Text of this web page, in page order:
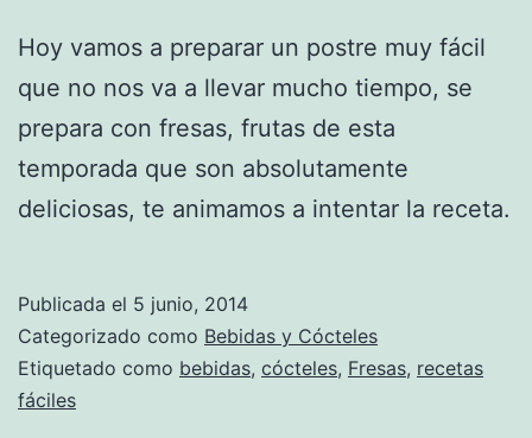
Hoy vamos a preparar un postre muy fácil
que no nos va a llevar mucho tiempo, se
prepara con fresas, frutas de esta
temporada que son absolutamente
deliciosas, te animamos a intentar la receta.
Publicada el 5 junio, 2014
Categorizado como Bebidas y Cócteles
Etiquetado como bebidas, cócteles, Fresas, recetas
fáciles